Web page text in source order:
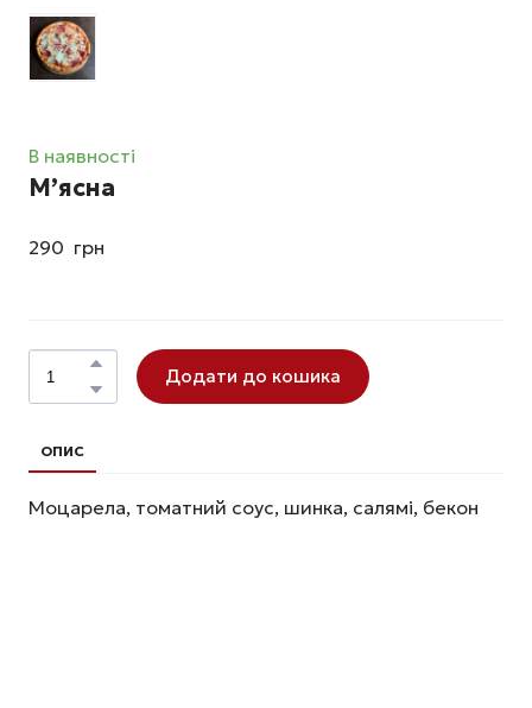
В наявності
М’ясна
290  грн
Додати до кошика
ОПИС
Моцарела, томатний соус, шинка, салямі, бекон